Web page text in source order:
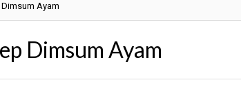
Ayam
Dimsum Ayam